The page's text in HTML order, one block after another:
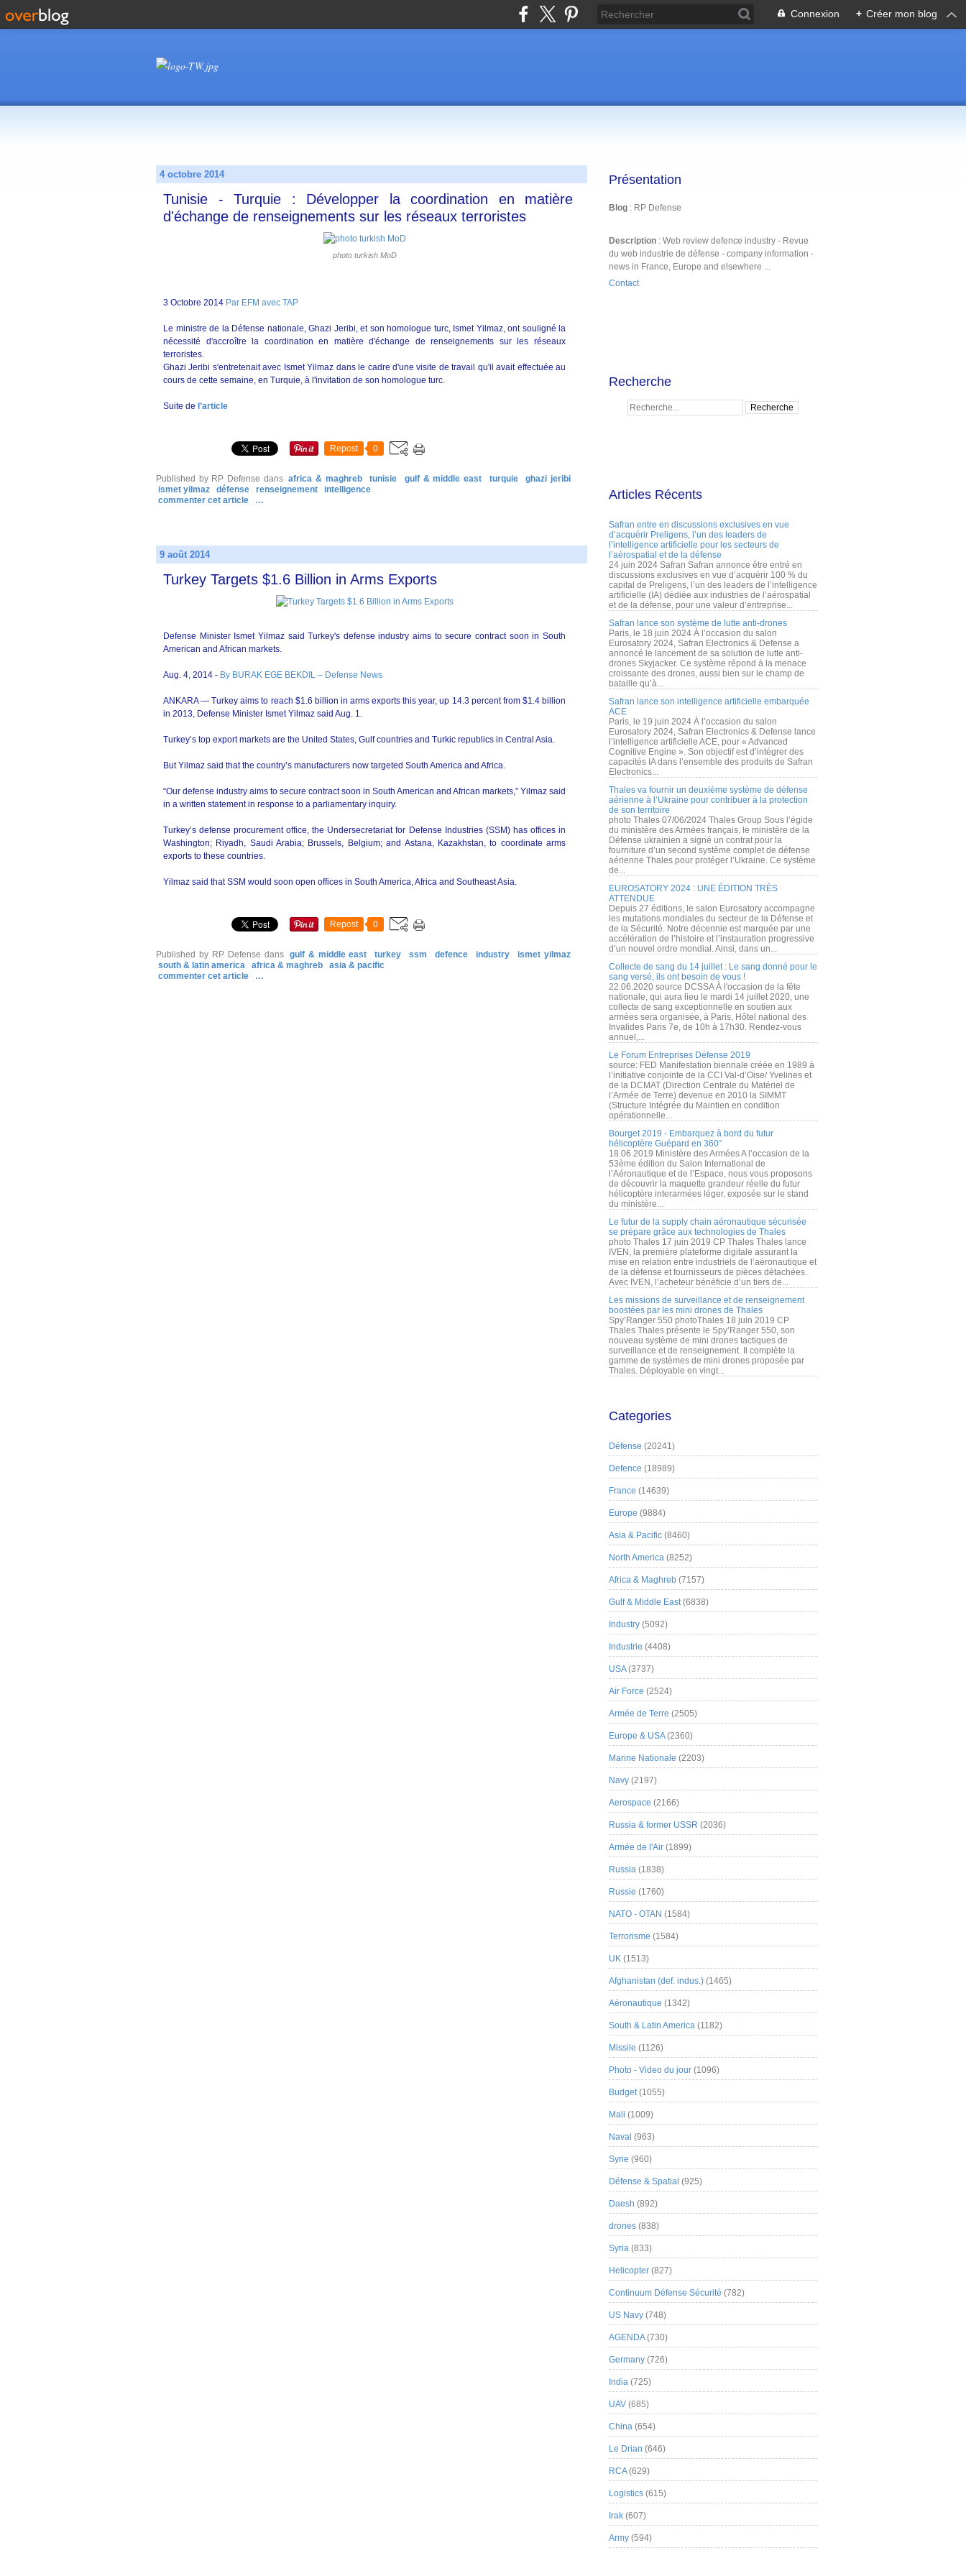
Connexion + Créer mon blog
4 octobre 2014
Tunisie - Turquie : Développer la coordination en matière
d'échange de renseignements sur les réseaux terroristes
photo turkish MoD
3 Octobre 2014 Par EFM avec TAP
Le ministre de la Défense nationale, Ghazi Jeribi, et son homologue turc, Ismet Yilmaz, ont souligné la
nécessité d'accroître la coordination en matière d'échange de renseignements sur les réseaux
terroristes.
Ghazi Jeribi s'entretenait avec Ismet Yilmaz dans le cadre d'une visite de travail qu'il avait effectuée au
cours de cette semaine, en Turquie, à l'invitation de son homologue turc.
Suite de l’article
Repost 0
Published by RP Defense dans africa & maghreb tunisie gulf & middle east turquie
ghazi jeribi
ismet yilmaz
défense renseignement
intelligence
commenter cet article
…
9 août 2014
Turkey Targets $1.6 Billion in Arms Exports
Defense Minister Ismet Yilmaz said Turkey's defense industry aims to secure contract soon in South
American and African markets.
Aug. 4, 2014 - By BURAK EGE BEKDIL – Defense News
ANKARA — Turkey aims to reach $1.6 billion in arms exports this year, up 14.3 percent from $1.4 billion
in 2013, Defense Minister Ismet Yilmaz said Aug. 1.
Turkey’s top export markets are the United States, Gulf countries and Turkic republics in Central Asia.
But Yilmaz said that the country’s manufacturers now targeted South America and Africa.
“Our defense industry aims to secure contract soon in South American and African markets,” Yilmaz said
in a written statement in response to a parliamentary inquiry.
Turkey’s defense procurement office, the Undersecretariat for Defense Industries (SSM) has offices in
Washington; Riyadh, Saudi Arabia; Brussels, Belgium; and Astana, Kazakhstan, to coordinate arms
exports to these countries.
Yilmaz said that SSM would soon open offices in South America, Africa and Southeast Asia.
Repost 0
Published by RP Defense dans gulf & middle east turkey ssm defence industry
ismet yilmaz
south & latin america
africa & maghreb
asia & pacific
commenter cet article
…
Présentation
Blog : RP Defense
Description : Web review defence industry - Revue
du web industrie de défense - company information -
news in France, Europe and elsewhere ...
Contact
Recherche
Articles Récents
Safran entre en discussions exclusives en vue
d’acquérir Preligens, l’un des leaders de
l’intelligence artificielle pour les secteurs de
l’aérospatial et de la défense
24 juin 2024 Safran Safran annonce être entré en
discussions exclusives en vue d’acquérir 100 % du
capital de Preligens, l’un des leaders de l’intelligence
artificielle (IA) dédiée aux industries de l’aérospatial
et de la défense, pour une valeur d’entreprise...
Safran lance son système de lutte anti-drones
Paris, le 18 juin 2024 À l’occasion du salon
Eurosatory 2024, Safran Electronics & Defense a
annoncé le lancement de sa solution de lutte anti-
drones Skyjacker. Ce système répond à la menace
croissante des drones, aussi bien sur le champ de
bataille qu’à...
Safran lance son intelligence artificielle embarquée
ACE
Paris, le 19 juin 2024 À l’occasion du salon
Eurosatory 2024, Safran Electronics & Defense lance
l’intelligence artificielle ACE, pour « Advanced
Cognitive Engine ». Son objectif est d’intégrer des
capacités IA dans l’ensemble des produits de Safran
Electronics...
Thales va fournir un deuxième système de défense
aérienne à l’Ukraine pour contribuer à la protection
de son territoire
photo Thales 07/06/2024 Thales Group Sous l’égide
du ministère des Armées français, le ministère de la
Défense ukrainien a signé un contrat pour la
fourniture d’un second système complet de défense
aérienne Thales pour protéger l’Ukraine. Ce système
de...
EUROSATORY 2024 : UNE ÉDITION TRÈS
ATTENDUE
Depuis 27 éditions, le salon Eurosatory accompagne
les mutations mondiales du secteur de la Défense et
de la Sécurité. Notre décennie est marquée par une
accélération de l’histoire et l’instauration progressive
d’un nouvel ordre mondial. Ainsi, dans un...
Collecte de sang du 14 juillet : Le sang donné pour le
sang versé, ils ont besoin de vous !
22.06.2020 source DCSSA À l'occasion de la fête
nationale, qui aura lieu le mardi 14 juillet 2020, une
collecte de sang exceptionnelle en soutien aux
armées sera organisée, à Paris, Hôtel national des
Invalides Paris 7e, de 10h à 17h30. Rendez-vous
annuel,...
Le Forum Entreprises Défense 2019
source: FED Manifestation biennale créée en 1989 à
l’initiative conjointe de la CCI Val-d’Oise/ Yvelines et
de la DCMAT (Direction Centrale du Matériel de
l’Armée de Terre) devenue en 2010 la SIMMT
(Structure Intégrée du Maintien en condition
opérationnelle...
Bourget 2019 - Embarquez à bord du futur
hélicoptère Guépard en 360°
18.06.2019 Ministère des Armées A l’occasion de la
53ème édition du Salon International de
l’Aéronautique et de l’Espace, nous vous proposons
de découvrir la maquette grandeur réelle du futur
hélicoptère interarmées léger, exposée sur le stand
du ministère...
Le futur de la supply chain aéronautique sécurisée
se prépare grâce aux technologies de Thales
photo Thales 17 juin 2019 CP Thales Thales lance
IVEN, la première plateforme digitale assurant la
mise en relation entre industriels de l’aéronautique et
de la défense et fournisseurs de pièces détachées.
Avec IVEN, l’acheteur bénéficie d’un tiers de...
Les missions de surveillance et de renseignement
boostées par les mini drones de Thales
Spy’Ranger 550 photoThales 18 juin 2019 CP
Thales Thales présente le Spy’Ranger 550, son
nouveau système de mini drones tactiques de
surveillance et de renseignement. Il complète la
gamme de systèmes de mini drones proposée par
Thales. Déployable en vingt...
Categories
Défense (20241)
Defence (18989)
France (14639)
Europe (9884)
Asia & Pacific (8460)
North America (8252)
Africa & Maghreb (7157)
Gulf & Middle East(6838)
Industry (5092)
Industrie (4408)
USA(3737)
Air Force (2524)
Armée de Terre (2505)
Europe & USA(2360)
Marine Nationale (2203)
Navy (2197)
Aerospace (2166)
Russia & former USSR (2036)
Armée de l'Air (1899)
Russia (1838)
Russie (1760)
NATO - OTAN (1584)
Terrorisme (1584)
UK (1513)
Afghanistan (def. indus.) (1465)
Aéronautique (1342)
South & Latin America (1182)
Missile (1126)
Photo - Video du jour (1096)
Budget(1055)
Mali (1009)
Naval (963)
Syrie (960)
Défense & Spatial (925)
Daesh (892)
drones (838)
Syria (833)
Helicopter (827)
Continuum Défense Sécurité (782)
US Navy (748)
AGENDA(730)
Germany (726)
India (725)
UAV (685)
China (654)
Le Drian (646)
RCA(629)
Logistics (615)
Irak (607)
Army (594)